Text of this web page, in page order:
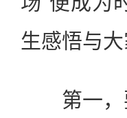
生感悟与大
第一，要